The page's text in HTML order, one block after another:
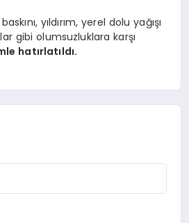
yıldırım, yerel dolu yağışı
gibi olumsuzluklara karşı
hatırlatıldı.